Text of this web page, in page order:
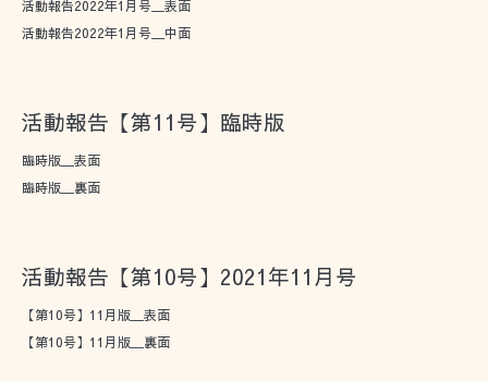
活動報告2022年1月号＿表面
活動報告2022年1月号＿中面
活動報告【第11号】臨時版
臨時版＿表面
臨時版＿裏面
活動報告【第10号】2021年11月号
【第10号】11月版＿表面
【第10号】11月版＿裏面